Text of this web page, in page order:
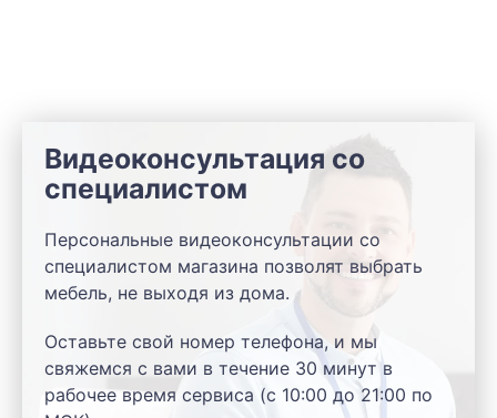
Видеоконсультация со
специалистом
Персональные видеоконсультации со
специалистом магазина позволят выбрать
мебель, не выходя из дома.
Оставьте свой номер телефона, и мы
свяжемся с вами в течение 30 минут в
рабочее время сервиса (с 10:00 до 21:00 по